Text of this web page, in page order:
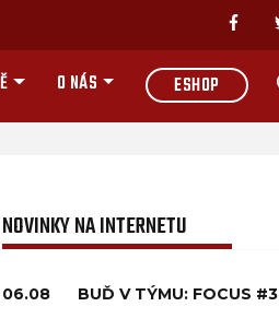
O NÁS ESHOP
NOVINKY NA INTERNETU
06.08 BUĎ V TÝMU: FOCUS #3